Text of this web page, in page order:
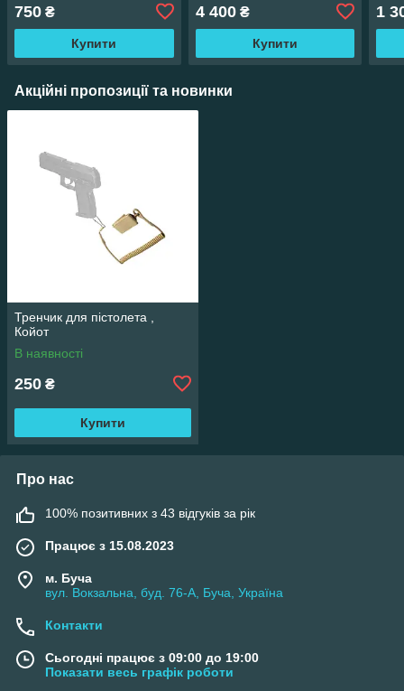
750 ₴
Купити
4 400₴
Купити
1
Акційні пропозиції та новинки
Тренчик для пістолета ,
Койот
В наявності
250 ₴
Купити
Про нас
100% позитивних з 43 відгуків за рік
Працює з 15.08.2023
м. Буча
вул. Вокзальна, буд. 76-А, Буча, Україна
Контакти
Сьогодні працює з 09:00 до 19:00
Показати весь графік роботи